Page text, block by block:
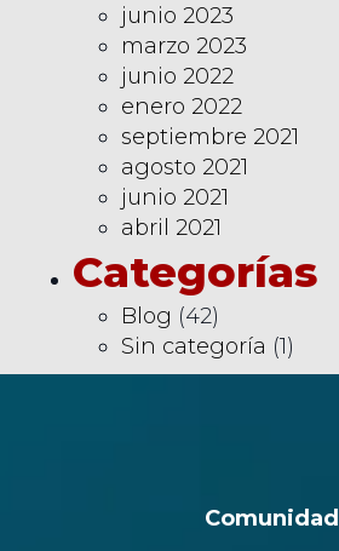
junio 2023
marzo 2023
junio 2022
enero 2022
septiembre 2021
agosto 2021
junio 2021
abril 2021
Categorías
Blog (42)
Sin categoría (1)
Comunidad